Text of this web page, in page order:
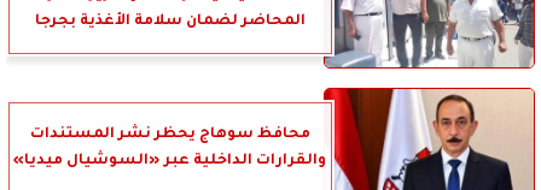
المحاضر لضمان سلامة الأغذية بجرجا
محافظ سوهاج يحظر نشر المستندات
والقرارات الداخلية عبر «السوشيال ميديا»